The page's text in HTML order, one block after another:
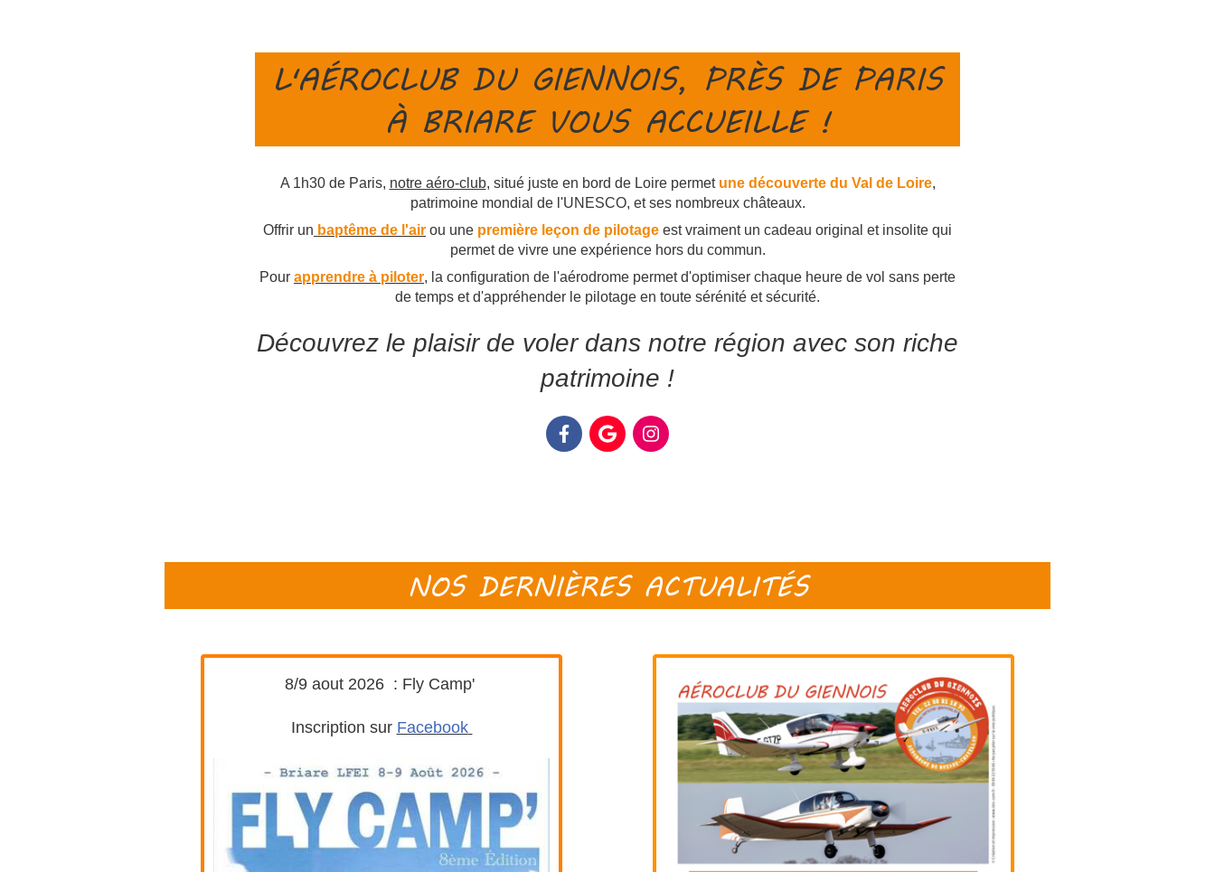
L'AÉROCLUB DU GIENNOIS, PRÈS DE PARIS
À BRIARE VOUS ACCUEILLE !
A 1h30 de Paris, notre aéro-club, situé juste en bord de Loire permet une découverte du Val de Loire,
patrimoine mondial de l'UNESCO, et ses nombreux châteaux.
Offrir un baptême de l'air ou une première leçon de pilotage est vraiment un cadeau original et insolite qui
permet de vivre une expérience hors du commun.
Pour apprendre à piloter, la configuration de l'aérodrome permet d'optimiser chaque heure de vol sans perte
de temps et d'appréhender le pilotage en toute sérénité et sécurité.
Découvrez le plaisir de voler dans notre région avec son riche
patrimoine !
NOS DERNIÈRES ACTUALITÉS
8/9 aout 2026 : Fly Camp'
Inscription sur Facebook